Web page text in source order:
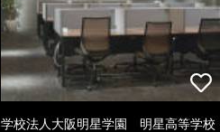
学校法人大阪明星学園 明星高等学校